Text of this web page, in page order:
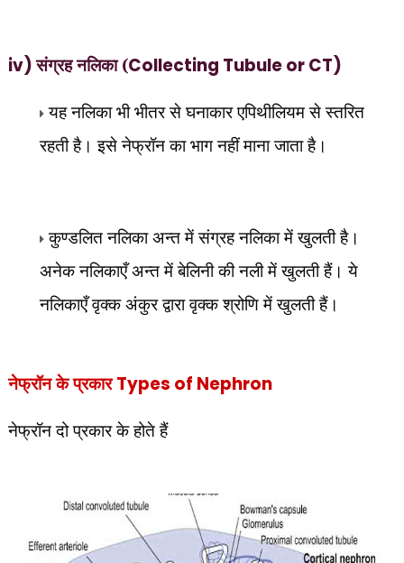
iv)संग्रह नलिका (Collecting Tubule or CT)
यह नलिका भी भीतर से घनाकार एपिथीलियम से स्तरित
रहती है। इसे नेफ्रॉन का भाग नहीं माना जाता है।
कुण्डलित नलिका अन्त में संग्रह नलिका में खुलती है।
अनेक नलिकाएँ अन्त में बेलिनी की नली में खुलती हैं। ये
नलिकाएँ वृक्क अंकुर द्वारा वृक्क श्रोणि में खुलती हैं।
नेफ्रॉन के प्रकारTypes of Nephron
नेफ्रॉन दो प्रकार के होते हैं